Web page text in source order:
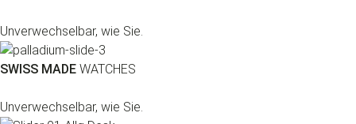
Unverwechselbar, wie Sie.
SWISS MADE WATCHES
Unverwechselbar, wie Sie.